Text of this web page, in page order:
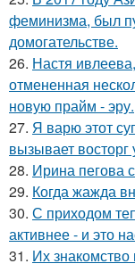
феминизма, был
домогательстве.
26. Настя
отмененная
новую прайм - эру.
27. Я варю этот
вызывает восторг
28. Ирина пегова
29. Когда жажда
30. С приходом
активнее - и это
31. Их